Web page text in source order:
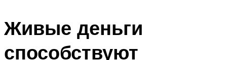
Живые деньги
способствуют